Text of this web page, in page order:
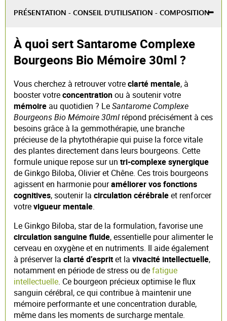
PRÉSENTATION - CONSEIL D'UTILISATION - COMPOSITION
À quoi sert Santarome Complexe
Bourgeons Bio Mémoire 30ml ?
Vous cherchez à retrouver votreclarté mentale, à
booster votreconcentrationou à soutenir votre
mémoire au quotidien ? LeSantarome Complexe
Bourgeons Bio Mémoire 30ml répond précisément à ces
besoins grâce à la gemmothérapie, une branche
précieuse de la phytothérapie qui puise la force vitale
des plantes directement dans leurs bourgeons. Cette
formule unique repose sur un tri-complexe synergique
de Ginkgo Biloba, Olivier et Chêne. Ces trois bourgeons
agissent en harmonie pouraméliorer vos fonctions
cognitives, soutenir la circulation cérébraleet renforcer
votrevigueur mentale.
Le Ginkgo Biloba, star de la formulation, favorise une
circulation sanguine fluide, essentielle pour alimenter le
cerveau en oxygène et en nutriments. Il aide également
à préserver la clarté d’espritet la vivacité intellectuelle,
notamment en période de stress ou defatigue
intellectuelle. Ce bourgeon précieux optimise le flux
sanguin cérébral, ce qui contribue à maintenir une
mémoire performante et une concentration durable,
même dans les moments de surcharge mentale.